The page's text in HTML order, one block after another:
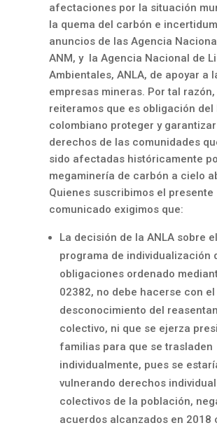
afectaciones por la situación
la quema del carbón e
anuncios de las Agencia
ANM, y la Agencia Nacional de
Ambientales, ANLA, de apoyar a
empresas mineras. Por tal razón,
reiteramos que es obligación del
colombiano proteger y
derechos de las comunidades
sido afectadas históricamente
megaminería de carbón a cielo
Quienes suscribimos el presente
comunicado exigimos que:
La decisión de la ANLA sobre el
programa de individualización
obligaciones ordenado
02382, no debe hacerse con el
desconocimiento del
colectivo, ni que se ejerza
familias para que se trasladen
individualmente, pues se
vulnerando derechos
colectivos de la población,
acuerdos alcanzados en 2018